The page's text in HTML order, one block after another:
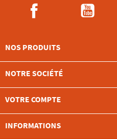
NOS PRODUITS
NOTRE SOCIÉTÉ
VOTRE COMPTE
INFORMATIONS